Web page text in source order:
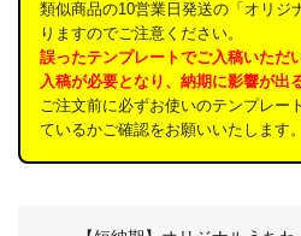
類似商品の10営業日発送の「オリジ
りますのでご注意ください。
誤ったテンプレートでご入稿いただ
入稿が必要となり、納期に影響が出
ご注文前に必ずお使いのテンプレー
ているかご確認をお願いいたします。